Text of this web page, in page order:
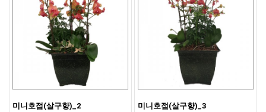
미니호접(살구향)_2 미니호접(살구향)_3